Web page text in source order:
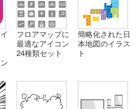
フロアマップに
最適なアイコン
24種類セット
簡略化された日
本地図のイラス
ト